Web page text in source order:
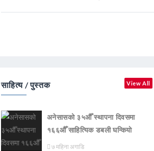
साहित्य / पुस्तक View All
अनेसासको ३५औँ स्थापना दिवसमा
१६६औँ साहित्यिक डबली घन्कियाे
७ महिना अगाडि